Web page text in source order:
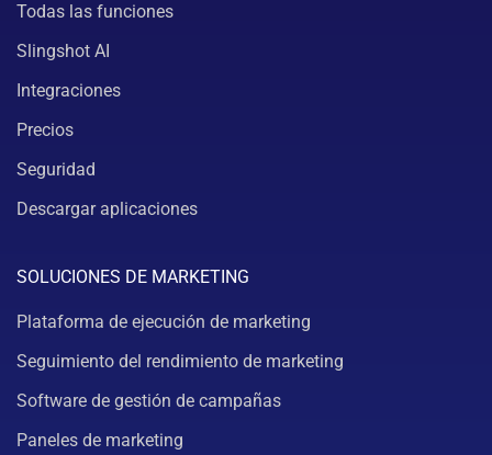
Todas las funciones
Slingshot AI
Integraciones
Precios
Seguridad
Descargar aplicaciones
SOLUCIONES DE MARKETING
Plataforma de ejecución de marketing
Seguimiento del rendimiento de marketing
Software de gestión de campañas
Paneles de marketing